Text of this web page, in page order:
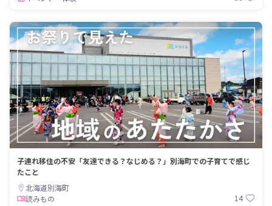
子連れ移住の不安「友達できる？なじめる？」別海町での子育てで感じ
たこと
北海道別海町
読みもの
14